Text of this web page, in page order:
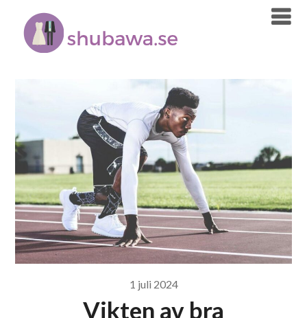
content
1 juli 2024
Vikten av bra